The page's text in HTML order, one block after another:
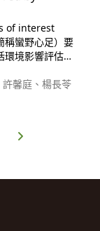
蠻野心足）要
境影響評估的
投資金額，雖
馨庭、楊長苓